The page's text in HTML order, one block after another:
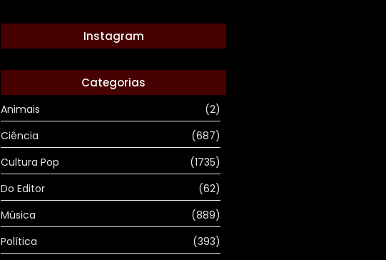
Instagram
Categorias
Animais
(2)
Ciência
(687)
Cultura Pop
(1735)
Do Editor
(62)
Música
(889)
Política
(393)